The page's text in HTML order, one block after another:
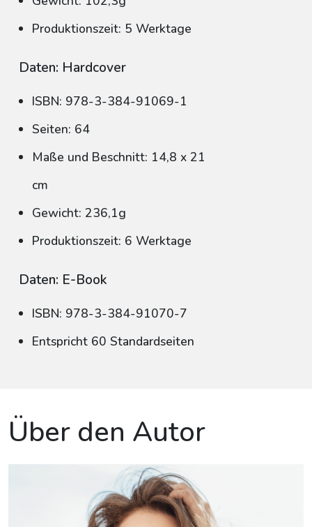
Produktionszeit: 5 Werktage
Daten: Hardcover
ISBN: 978-3-384-91069-1
Seiten: 64
Maße und Beschnitt: 14,8 x 21
cm
Gewicht: 236,1g
Produktionszeit: 6 Werktage
Daten: E-Book
ISBN: 978-3-384-91070-7
Entspricht 60 Standardseiten
Über den Autor